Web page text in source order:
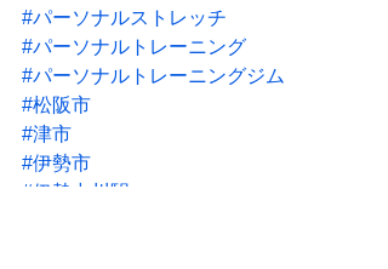
#パーソナルストレッチ
#パーソナルトレーニング
#パーソナルトレーニングジム
#松阪市
#津市
#伊勢市
#伊勢中川駅